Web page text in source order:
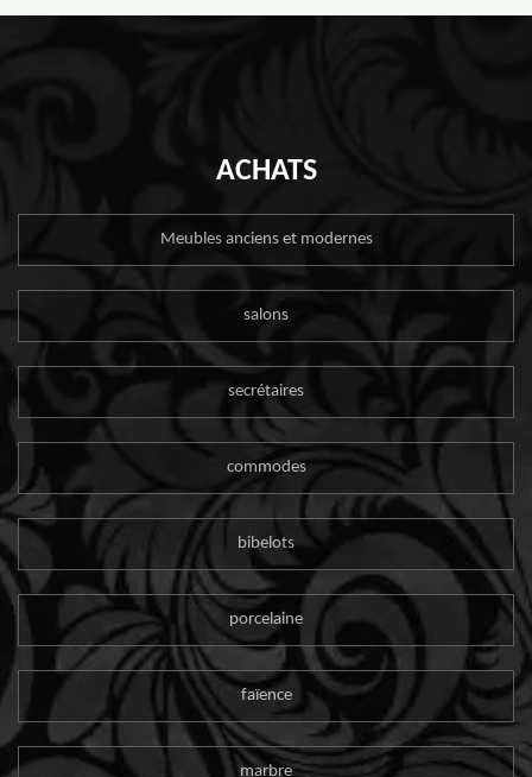
ACHATS
Meubles anciens et modernes
salons
secrétaires
commodes
bibelots
porcelaine
faïence
marbre